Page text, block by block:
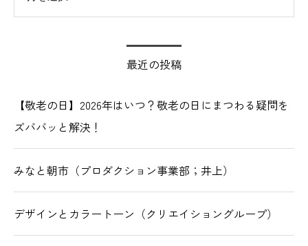
最近の投稿
【敬老の日】2026年はいつ？敬老の日にまつわる疑問を
ズババッと解決！
みなと朝市（プロダクション事業部；井上）
デザインとカラートーン（クリエイショングループ）